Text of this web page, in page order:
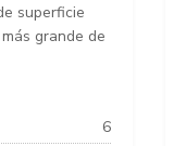
superficie
grande de
6